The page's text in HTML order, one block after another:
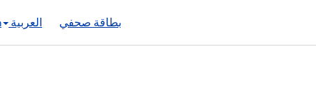
العربية
بطاقة صحفي